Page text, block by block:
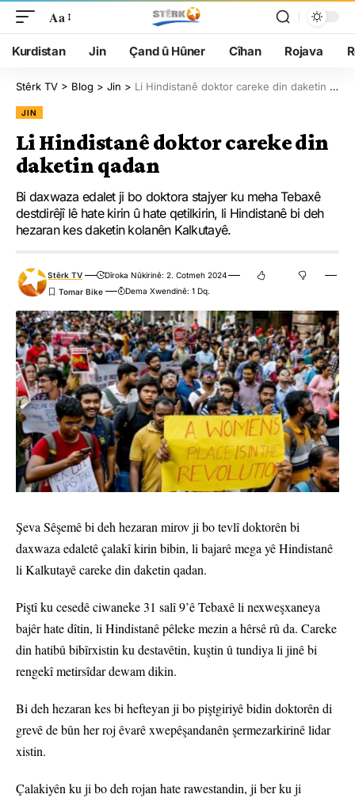
Aa
Kurdistan Jin Çand û Hûner Cîhan Rojava
Stêrk TV > Blog > Jin > Li Hindistanê doktor careke din daketin qadan
JIN
Li Hindistanê doktor careke din
daketin qadan
Bi daxwaza edalet ji bo doktora stajyer ku meha Tebaxê
destdirêjî lê hate kirin û hate qetilkirin, li Hindistanê bi deh
hezaran kes daketin kolanên Kalkutayê.
Stêrk TV
Dîroka Nûkirinê: 2. Cotmeh 2024
Dema Xwendinê: 1 Dq.
Şeva Sêşemê bi deh hezaran mirov ji bo tevlî doktorên bi
daxwaza edaletê çalakî kirin bibin, li bajarê mega yê Hindistanê
li Kalkutayê careke din daketin qadan.
Piştî ku cesedê ciwaneke 31 salî 9’ê Tebaxê li nexweşxaneya
bajêr hate dîtin, li Hindistanê pêleke mezin a hêrsê rû da. Careke
din hatibû bibîrxistin ku destavêtin, kuştin û tundiya li jinê bi
rengekî metirsîdar dewam dikin.
Bi deh hezaran kes bi hefteyan ji bo piştgiriyê bidin doktorên di
grevê de bûn her roj êvarê xwepêşandanên şermezarkirinê lidar
xistin.
Çalakiyên ku ji bo deh rojan hate rawestandin, ji ber ku ji